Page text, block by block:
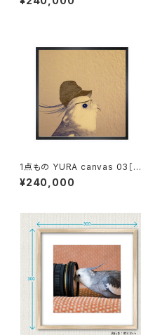
1点もの YURA canvas 03［額
装］
¥240,000